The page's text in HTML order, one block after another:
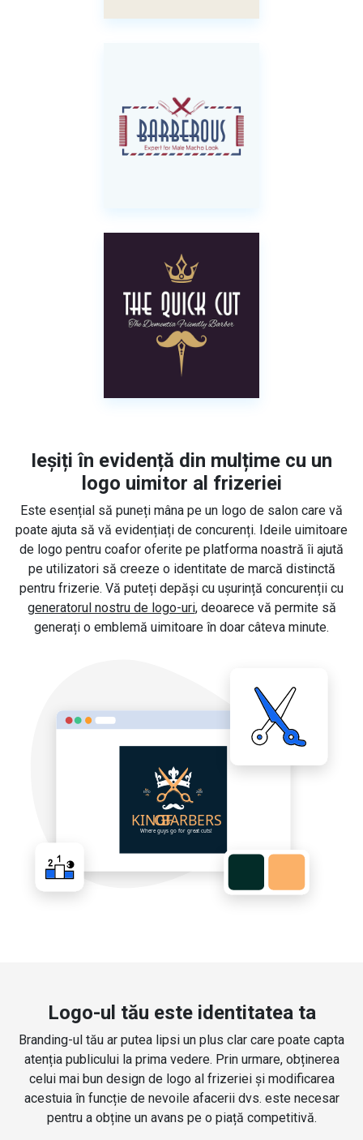
Ieșiți în evidență din mulțime cu un
logo uimitor al frizeriei
Este esențial să puneți mâna pe un logo de salon care vă
poate ajuta să vă evidențiați de concurenți. Ideile uimitoare
de logo pentru coafor oferite pe platforma noastră îi ajută
pe utilizatori să creeze o identitate de marcă distinctă
pentru frizerie. Vă puteți depăși cu ușurință concurenții cu
generatorul nostru de logo-uri, deoarece vă permite să
generați o emblemă uimitoare în doar câteva minute.
Logo-ul tău este identitatea ta
Branding-ul tău ar putea lipsi un plus clar care poate capta
atenția publicului la prima vedere. Prin urmare, obținerea
celui mai bun design de logo al frizeriei și modificarea
acestuia în funcție de nevoile afacerii dvs. este necesar
pentru a obține un avans pe o piață competitivă.